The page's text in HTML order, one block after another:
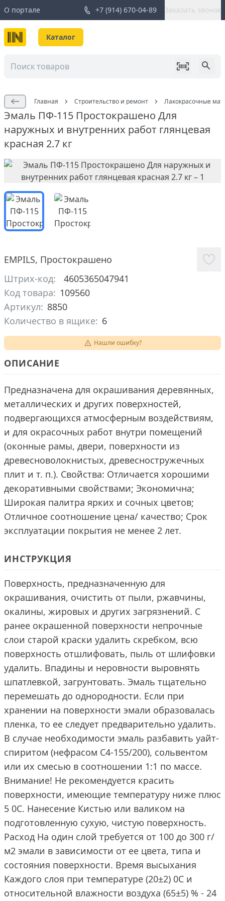
О портале +7 (914) 670-04-89 Заказать звонок
Каталог
Главная Строительство и ремонт Лакокрасочные
Эмаль ПФ-115 Простокрашено Для
наружных и внутренних работ глянцевая
красная 2.7 кг
EMPILS, Простокрашено
Штрих-код:
4605365047941
Код товара: 109560
Артикул: 8850
Количество в ящике: 6
Нашли ошибку?
ОПИСАНИЕ
Предназначена для окрашивания деревянных,
металлических и других поверхностей,
подвергающихся атмосферным воздействиям,
и для окрасочных работ внутри помещений
(оконные рамы, двери, поверхности из
древесноволокнистых, древесностружечных
плит и т. п.). Свойства: Отличается хорошими
декоративными свойствами; Экономична;
Широкая палитра ярких и сочных цветов;
Отличное соотношение цена/ качество; Срок
эксплуатации покрытия не менее 2 лет.
ИНСТРУКЦИЯ
Поверхность, предназначенную для
окрашивания, очистить от пыли, ржавчины,
окалины, жировых и других загрязнений. С
ранее окрашенной поверхности непрочные
слои старой краски удалить скребком, всю
поверхность отшлифовать, пыль от шлифовки
удалить. Впадины и неровности выровнять
шпатлевкой, загрунтовать. Эмаль тщательно
перемешать до однородности. Если при
хранении на поверхности эмали образовалась
пленка, то ее следует предварительно удалить.
В случае необходимости эмаль разбавить уайт-
спиритом (нефрасом С4-155/200), сольвентом
или их смесью в соотношении 1:1 по массе.
Внимание! Не рекомендуется красить
поверхности, имеющие температуру ниже плюс
5 0С. Нанесение Кистью или валиком на
подготовленную сухую, чистую поверхность.
Расход На один слой требуется от 100 до 300 г/
м2 эмали в зависимости от ее цвета, типа и
состояния поверхности. Время высыхания
Каждого слоя при температуре (20±2) 0С и
относительной влажности воздуха (65±5) % - 24